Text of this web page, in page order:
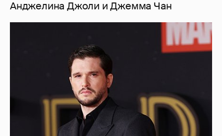
Анджелина Джоли и Джемма Чан